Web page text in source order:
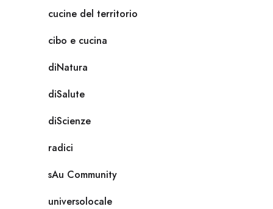
cucine del territorio
cibo e cucina
diNatura
diSalute
diScienze
radici
sAu Community
universolocale